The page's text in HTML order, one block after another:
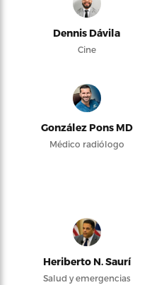
Dennis Dávila
Cine
González Pons MD
Médico radiólogo
Heriberto N. Saurí
Salud y emergencias